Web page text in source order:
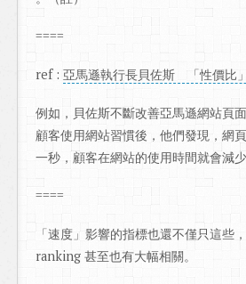
====
ref : 亞馬遜執行長貝佐斯 「性價比
例如，貝佐斯不斷改善亞馬遜網站頁
顧客使用網站習慣後，他們發現，網
一秒，顧客在網站的使用時間就會減少
====
「速度」影響的指標也還不僅只這些
ranking 甚至也有大幅相關。